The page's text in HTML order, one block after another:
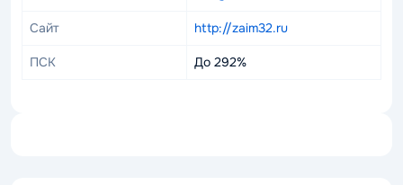
Сайт http://zaim32.ru
ПСК До 292%